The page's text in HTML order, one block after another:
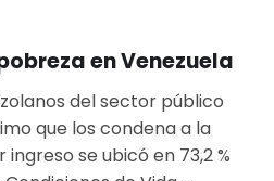
en Venezuela
del sector público
que los condena a la
se ubicó en 73,2 %